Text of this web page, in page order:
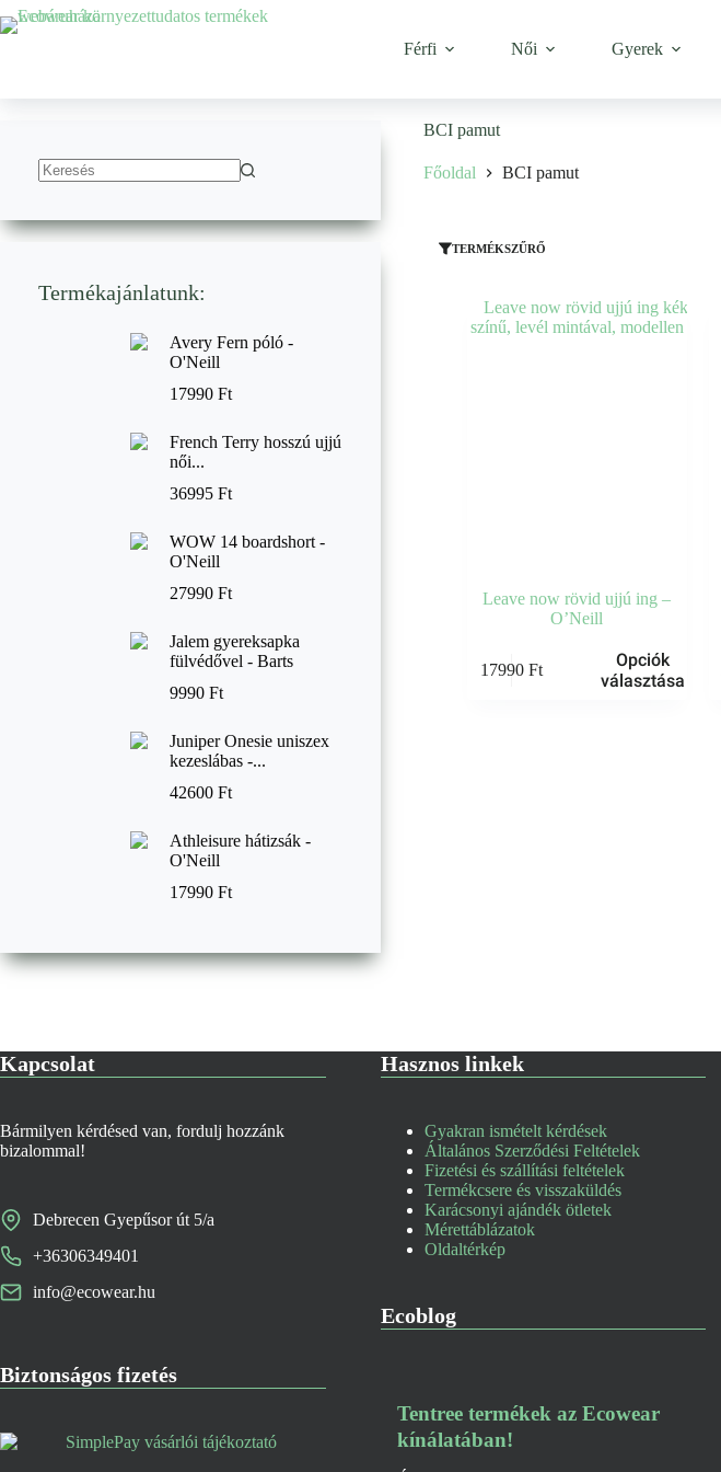
Ugrás
a
Férfi Női Gyerek
BCI pamut
Főoldal BCI pamut
TERMÉKSZŰRŐ
Leave now rövid ujjú ing –
O’Neill
17990 Ft
Opciók
választása
Termékajánlatunk:
Avery Fern póló -
O'Neill
17990 Ft
French Terry hosszú ujjú
női...
36995 Ft
WOW 14 boardshort -
O'Neill
27990 Ft
Jalem gyereksapka
fülvédővel - Barts
9990 Ft
Juniper Onesie uniszex
kezeslábas -...
42600 Ft
Athleisure hátizsák -
O'Neill
17990 Ft
Kapcsolat
Bármilyen kérdésed van, fordulj hozzánk
bizalommal!
Debrecen Gyepűsor út 5/a
+36306349401
info@ecowear.hu
Biztonságos fizetés
Hasznos linkek
Gyakran ismételt kérdések
Általános Szerződési Feltételek
Fizetési és szállítási feltételek
Termékcsere és visszaküldés
Karácsonyi ajándék ötletek
Mérettáblázatok
Oldaltérkép
Ecoblog
Tentree termékek az Ecowear
kínálatában!